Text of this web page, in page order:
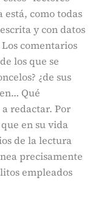
está, como todas
y con datos
comentarios
los que se
¿de sus
Qué
redactar. Por
en su vida
de la lectura
precisamente
empleados